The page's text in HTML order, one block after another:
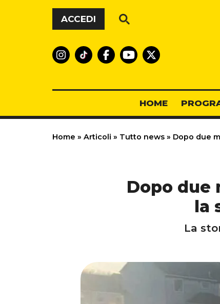
Vai al contenuto
ACCEDI
HOME
Home » Articoli » Tutto news » Dopo due
Dopo due
la
La